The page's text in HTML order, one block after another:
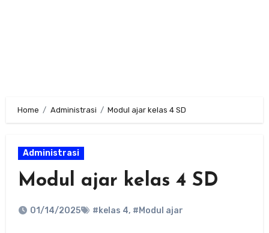
Home Administrasi Modul ajar kelas 4 SD
Administrasi
Modul ajar kelas 4 SD
01/14/2025 #kelas 4, #Modul ajar